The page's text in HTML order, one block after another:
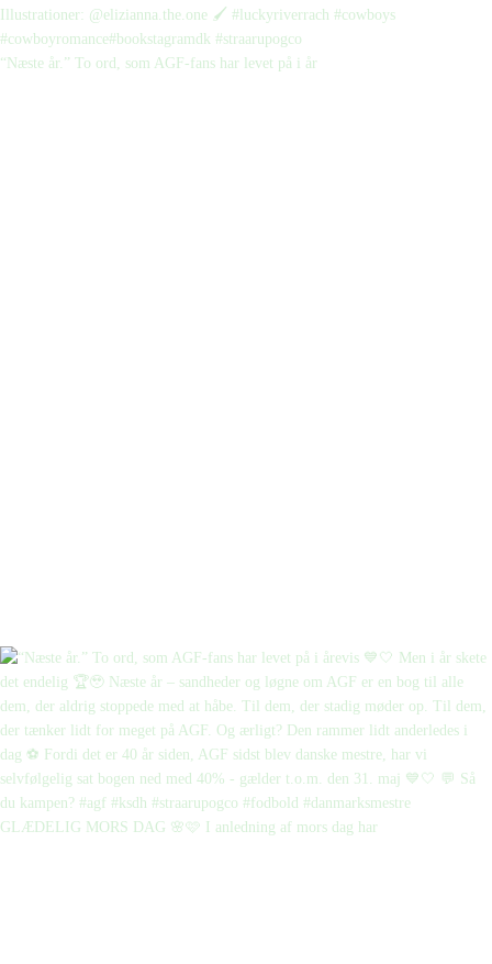
“Næste år.” To ord, som AGF-fans har levet på i år
GLÆDELIG MORS DAG 🌸🩷 I anledning af mors dag har